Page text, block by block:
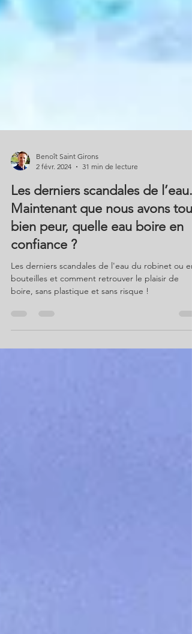
2 févr. 2024
31 min de lecture
Les derniers scandales de l’eau.
Maintenant que nous avons tous
bien peur, quelle eau boire en
confiance ?
Les derniers scandales de l'eau du robinet ou en
bouteilles et comment retrouver le plaisir de